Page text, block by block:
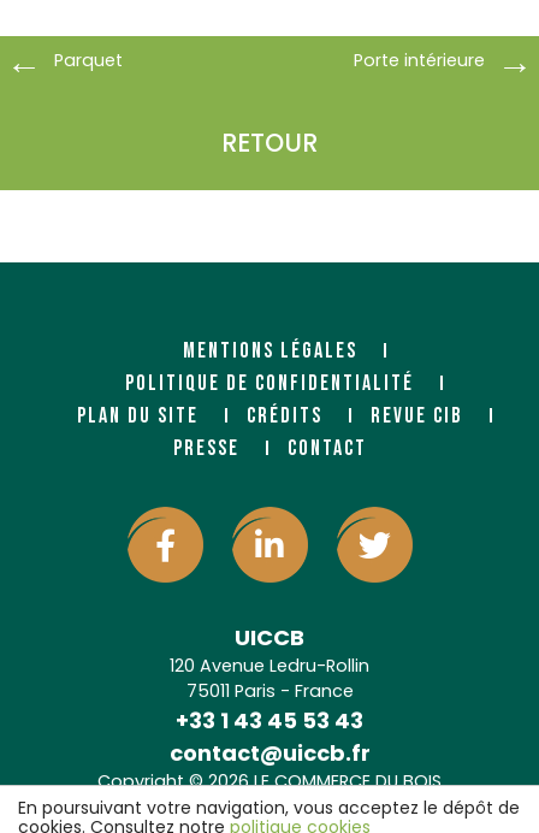
Parquet
RETOUR
Porte intérieure
MENTIONS LÉGALES
POLITIQUE DE CONFIDENTIALITÉ
PLAN DU SITE
CRÉDITS
REVUE CIB
PRESSE
CONTACT
UICCB
120 Avenue Ledru-Rollin
75011 Paris - France
+33 1 43 45 53 43
contact@uiccb.fr
Copyright © 2026 LE COMMERCE DU BOIS
Agence web Paris: 6LAB
En poursuivant votre navigation, vous acceptez le dépôt de
cookies. Consultez notre politique cookies